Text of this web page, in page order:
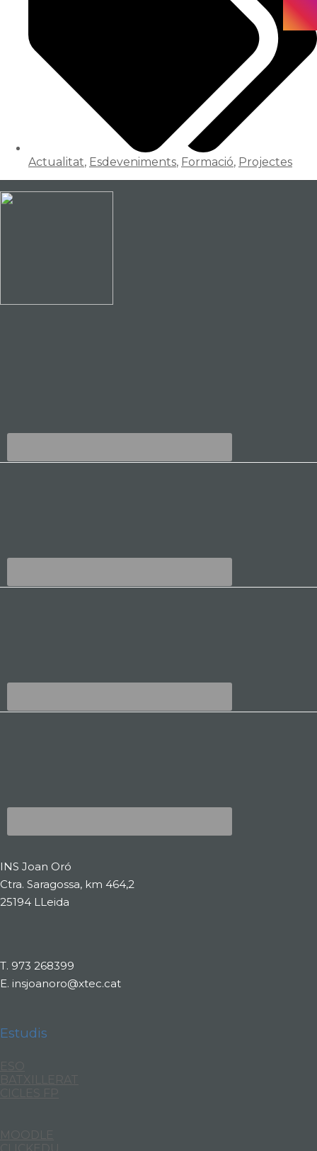
Actualitat, Esdeveniments, Formació, Projectes
INS Joan Oró
Ctra. Saragossa, km 464,2
25194 LLeida
T. 973 268399
E. insjoanoro@xtec.cat
Estudis
BATXILLERAT